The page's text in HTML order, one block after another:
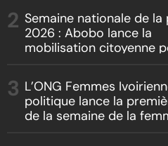
« Boss vs Boss »
Semaine nationale de
2026 : Abobo lance la
mobilisation citoyenne
L’ONG Femmes
politique lance la
de la semaine de la